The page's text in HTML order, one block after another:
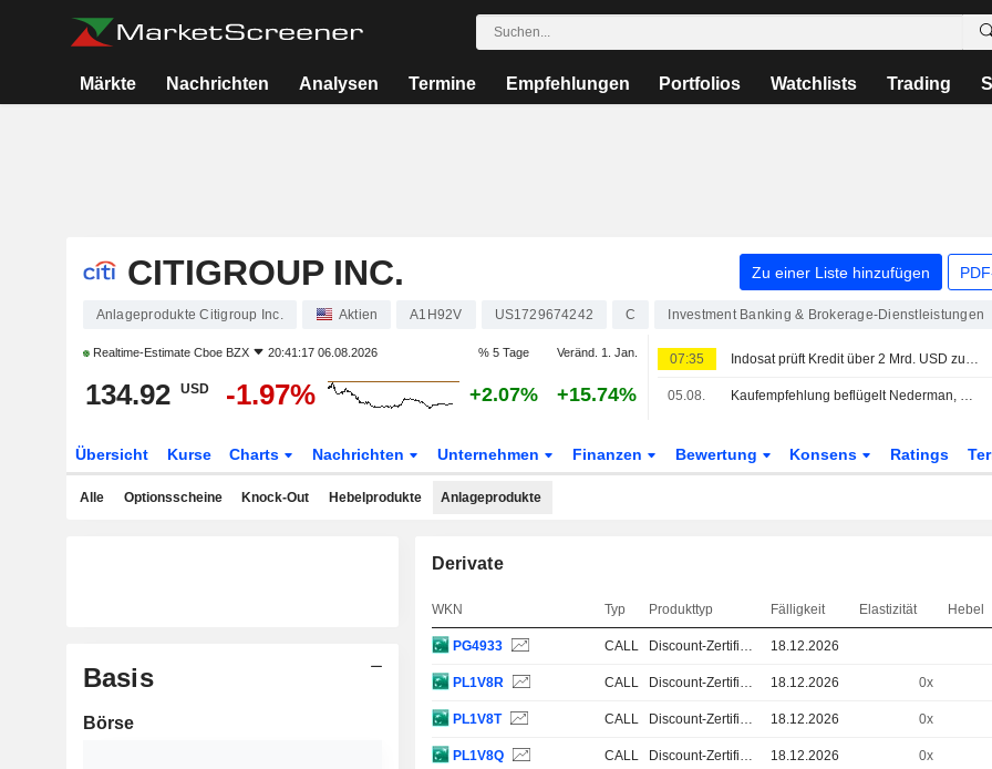
Märkte Nachrichten Analysen Termine Empfehlungen Portfolios Watchlists Trading
CITIGROUP INC. Zu einer Liste hinzufügen
Anlageprodukte Citigroup Inc. Aktien A1H92V US1729674242 C Investment Banking & Brokerage-Dienstleistungen
Realtime-Estimate Cboe BZX 20:41:17 06.08.2026 % 5 Tage Veränd. 1. Jan.
134.92 USD -1.97% +2.07% +15.74%
07:35 Indosat prüft Kredit über 2 Mrd. USD zur Chip-Finanzierung
05.08. Kaufempfehlung beflügelt Nederman, OMXS30 nahezu unverändert
Übersicht Kurse Charts Nachrichten Unternehmen Finanzen Bewertung Konsens Ratings
Alle Optionsscheine Knock-Out Hebelprodukte Anlageprodukte
Basis
Börse
Derivate
WKN Typ Produkttyp Fälligkeit Elastizität Hebel
PG4933 CALL Discount-Zertifikate 18.12.2026
PL1V8R CALL Discount-Zertifikate 18.12.2026 0x
PL1V8T CALL Discount-Zertifikate 18.12.2026 0x
PL1V8Q CALL Discount-Zertifikate 18.12.2026 0x